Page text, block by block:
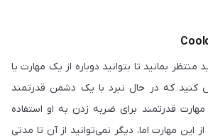
منتظر بمانید تا بتوانید دوباره از یک مهارت یا
کنید که در حال نبرد با یک دشمن قدرتمند
قدرتمند برای ضربه زدن به او استفاده
این مهارت اما، دیگر نمی‌توانید از آن تا مدتی